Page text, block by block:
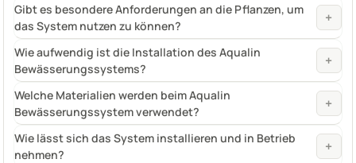
Gibt es besondere Anforderungen an die Pflanzen, um
das System nutzen zu können?
+
Wie aufwendig ist die Installation des Aqualin
Bewässerungssystems?
+
Welche Materialien werden beim Aqualin
Bewässerungssystem verwendet?
+
Wie lässt sich das System installieren und in Betrieb
nehmen?
+